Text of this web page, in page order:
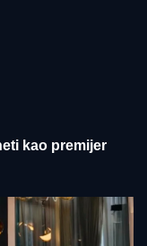
kao premijer